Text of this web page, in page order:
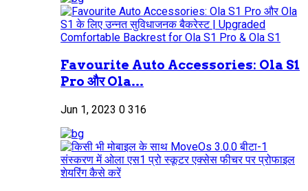
Favourite Auto Accessories: Ola S1
Pro और Ola...
Jun 1, 2023 0 316